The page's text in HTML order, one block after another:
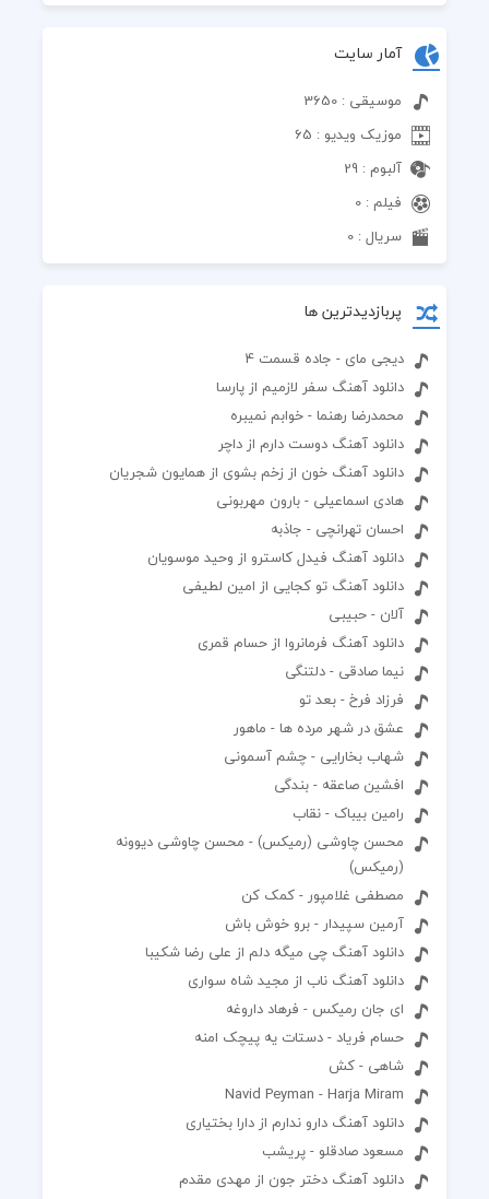
آمار سایت
موسیقی : 3650
موزیک ویدیو : 65
آلبوم : 29
فیلم : 0
سریال : 0
پربازدیدترین ها
دیجی مای - جاده قسمت 4
دانلود آهنگ سفر لازمیم از پارسا
محمدرضا رهنما - خوابم نمیبره
دانلود آهنگ دوست دارم از داچر
دانلود آهنگ خون از زخم بشوی از همایون شجریان
هادی اسماعیلی - بارون مهربونی
احسان تهرانچی - جاذبه
دانلود آهنگ فیدل کاسترو از وحید موسویان
دانلود آهنگ تو کجایی از امین لطیفی
آلان - حبیبی
دانلود آهنگ فرمانروا از حسام قمری
نیما صادقی - دلتنگی
فرزاد فرخ - بعد تو
عشق در شهر مرده ها - ماهور
شهاب بخارایی - چشم آسمونی
افشین صاعقه - بندگی
رامین بیباک - نقاب
محسن چاوشی (رمیکس) - محسن چاوشی دیوونه
(رمیکس)
مصطفی غلامپور - کمک کن
آرمین سپیدار - برو خوش باش
دانلود آهنگ چی میگه دلم از علی رضا شکیبا
دانلود آهنگ ناب از مجید شاه سواری
ای جان رمیکس - فرهاد داروغه
حسام فریاد - دستات یه پیچک امنه
شاهی - کش
Navid Peyman - Harja Miram
دانلود آهنگ دارو ندارم از دارا بختیاری
مسعود صادقلو - پریشب
دانلود آهنگ دختر جون از مهدی مقدم